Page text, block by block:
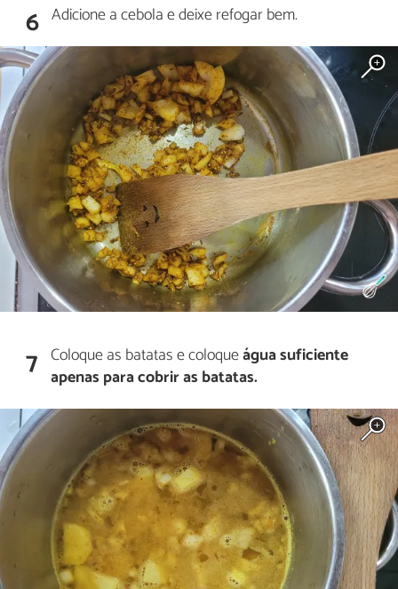
6 Adicione a cebola e deixe refogar bem.
7 Coloque as batatas e coloqueágua suficiente
apenas para cobrir as batatas.